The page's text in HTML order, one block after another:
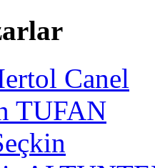
Canel
TUFAN